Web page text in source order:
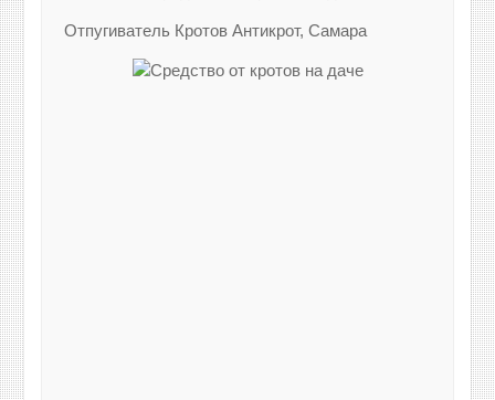
Отпугиватель Кротов Антикрот, Самара